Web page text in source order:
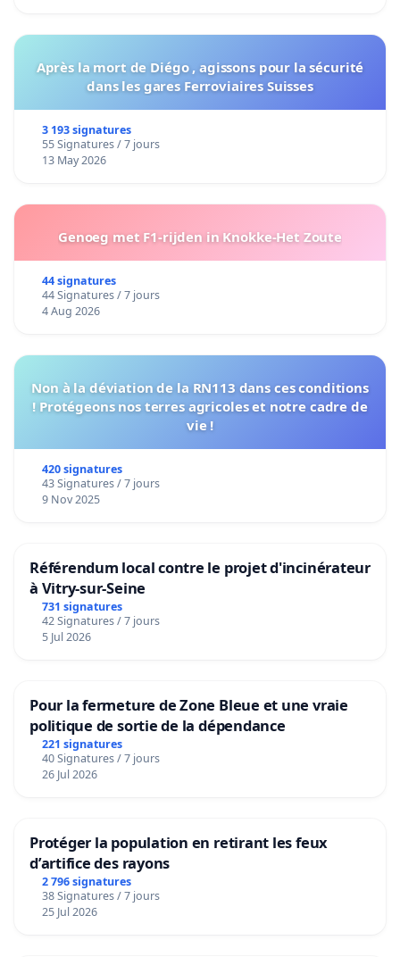
Après la mort de Diégo , agissons pour la sécurité
dans les gares Ferroviaires Suisses
3 193 signatures
55 Signatures / 7 jours
13 May 2026
Genoeg met F1-rijden in Knokke-Het Zoute
44 signatures
44 Signatures / 7 jours
4 Aug 2026
Non à la déviation de la RN113 dans ces conditions
! Protégeons nos terres agricoles et notre cadre de
vie !
420 signatures
43 Signatures / 7 jours
9 Nov 2025
Référendum local contre le projet d'incinérateur
à Vitry-sur-Seine
731 signatures
42 Signatures / 7 jours
5 Jul 2026
Pour la fermeture de Zone Bleue et une vraie
politique de sortie de la dépendance
221 signatures
40 Signatures / 7 jours
26 Jul 2026
Protéger la population en retirant les feux
d’artifice des rayons
2 796 signatures
38 Signatures / 7 jours
25 Jul 2026